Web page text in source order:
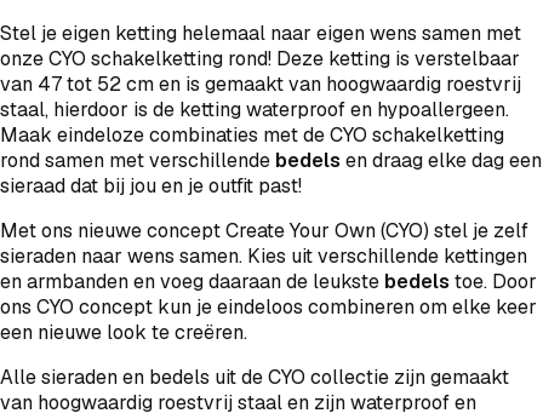
Stel je eigen ketting helemaal naar eigen wens samen met
onze CYO schakelketting rond! Deze ketting is verstelbaar
van 47 tot 52 cm en is gemaakt van hoogwaardig roestvrij
staal, hierdoor is de ketting waterproof en hypoallergeen.
Maak eindeloze combinaties met de CYO schakelketting
rond samen met verschillende bedels en draag elke dag een
sieraad dat bij jou en je outfit past!
Met ons nieuwe concept Create Your Own (CYO) stel je zelf
sieraden naar wens samen. Kies uit verschillende kettingen
en armbanden en voeg daaraan de leukste bedels toe. Door
ons CYO concept kun je eindeloos combineren om elke keer
een nieuwe look te creëren.
Alle sieraden en bedels uit de CYO collectie zijn gemaakt
van hoogwaardig roestvrij staal en zijn waterproof en